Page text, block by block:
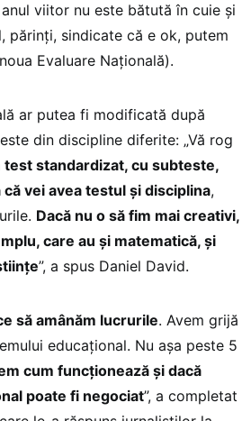
viitor nu este bătută în cuie și
părinți, sindicate că e ok, putem
Evaluare Națională).
ar putea fi modificată după
din discipline diferite: „Vă rog
test standardizat, cu subteste,
vei avea testul și disciplina,
Dacă nu o să fim mai creativi,
care au și matematică, și
”, a spus Daniel David.
să amânăm lucrurile. Avem grijă
educațional. Nu așa peste 5
cum funcționează și dacă
poate fi negociat”, a completat